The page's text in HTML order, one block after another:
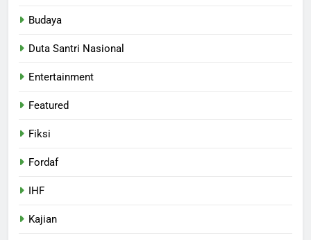
Budaya
Duta Santri Nasional
Entertainment
Featured
Fiksi
Fordaf
IHF
Kajian